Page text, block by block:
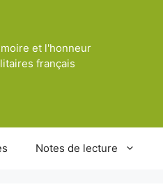
et l'honneur
français
Notes de lecture